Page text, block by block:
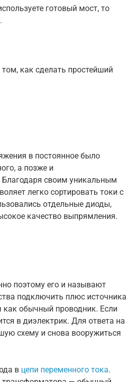
готовый мост, то
как сделать простейший
в постоянное было
а позже и
Благодаря своим уникальным
легко сортировать токи с
отдельные диоды,
качество выпрямления.
поэтому его и называют
подключить плюс источника
как обычный проводник. Если
в диэлектрик. Для ответа на
схему и снова вооружиться
в цепи переменного тока.